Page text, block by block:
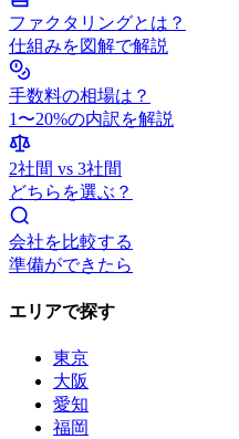
ファクタリングとは？
仕組みを図解で解説
手数料の相場は？
1〜20%の内訳を解説
2社間 vs 3社間
どちらを選ぶ？
会社を比較する
準備ができたら
エリアで探す
東京
大阪
愛知
福岡